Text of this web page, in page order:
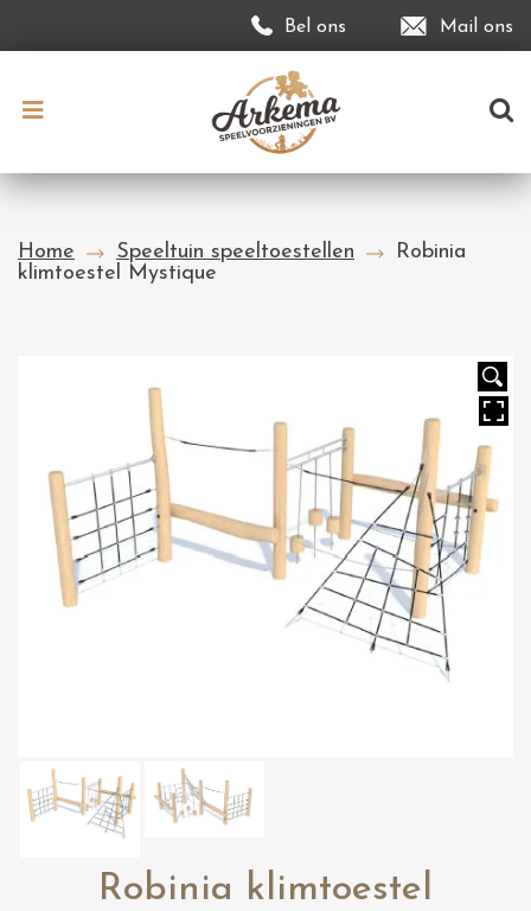
Bel ons Mail ons
Home Speeltuin speeltoestellen
Robinia
klimtoestel Mystique
Robinia klimtoestel